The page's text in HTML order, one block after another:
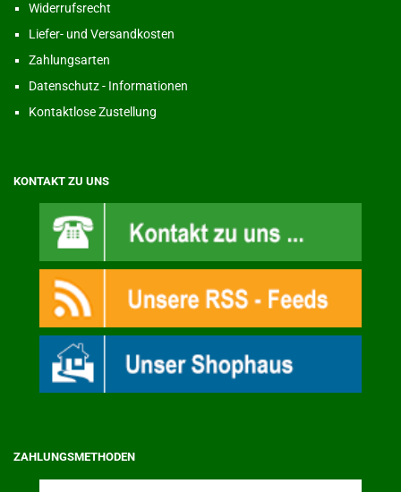
Widerrufsrecht
Liefer- und Versandkosten
Zahlungsarten
Datenschutz - Informationen
Kontaktlose Zustellung
KONTAKT ZU UNS
ZAHLUNGSMETHODEN